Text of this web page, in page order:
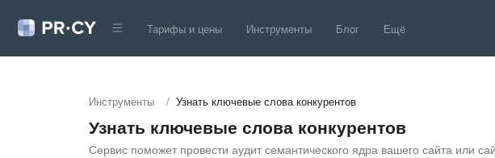
Тарифы и цены Инструменты Блог Ещё
Инструменты / Узнать ключевые слова конкурентов
Узнать ключевые слова конкурентов
Сервис поможет провести аудит семантического ядра вашего сайта или